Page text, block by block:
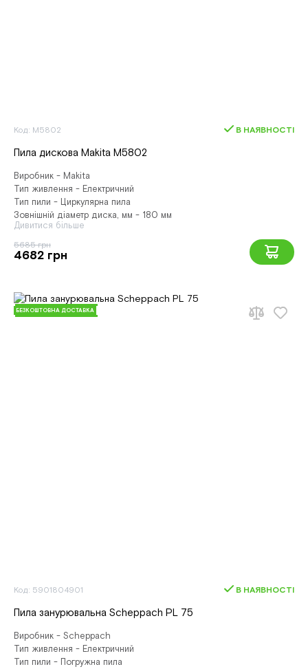
Код: M5802 В НАЯВНОСТІ
Пила дискова Makita M5802
Виробник - Makita
Тип живлення - Електричний
Тип пили - Циркулярна пила
Зовнішній діаметр диска, мм - 180 мм
Дивитися більше
5685 грн
4682 грн
БЕЗКОШТОВНА ДОСТАВКА
Код: 5901804901 В НАЯВНОСТІ
Пила занурювальна Scheppach PL 75
Виробник - Scheppach
Тип живлення - Електричний
Тип пили - Погружна пила